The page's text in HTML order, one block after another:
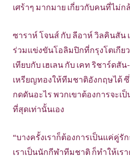
เศร้าๆ มากมาย เกี่ยวกับคนที่ไม่กล้
ซาราห์ โจนส์ กับ ลีอาห์ วิลคินสัน
ร่วมแข่งขันโอลิมปิกที่กรุงโตเกีย
เทียบกับ เฮเลน กับ เคท ริชาร์ดสั
เหรียญทองให้ทีมชาติอังกฤษได้
กดดันอะไร พวกเขาต้องการจะเ
ที่สุดเท่านั้นเอง
“บางครั้งเราก็ต้องการเป็นแค่คู่
เราเป็นนักกีฬาทีมชาติ ก็ทำให้เร